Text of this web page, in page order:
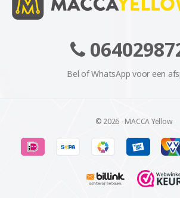
Bel of WhatsApp voor een
© 2026 - MACCA Yellow